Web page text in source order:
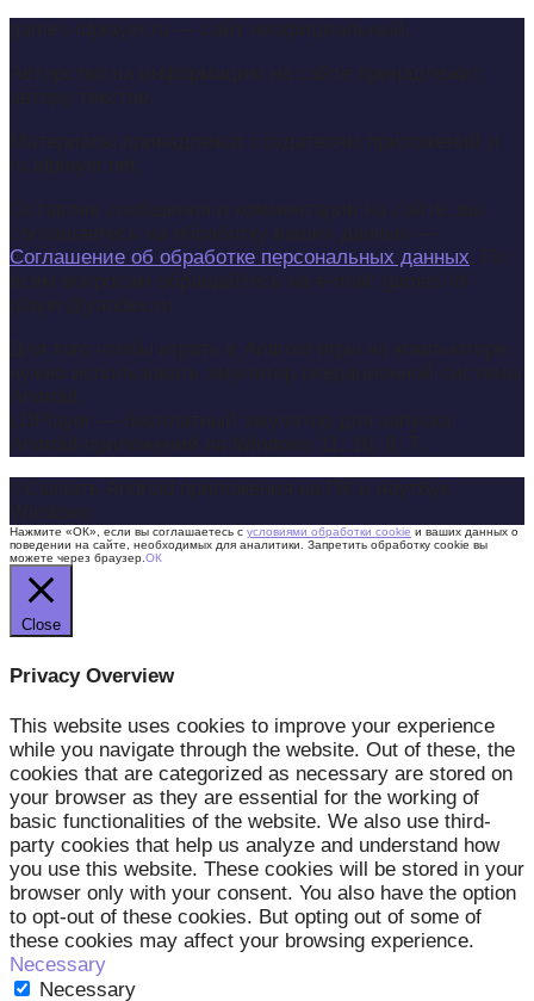
Соглашение об обработке персональных данных
Нажмите «ОК», если вы соглашаетесь с условиями обработки cookie и ваших данных о
поведении на сайте, необходимых для аналитики. Запретить обработку cookie вы
можете через браузер. ОК
Close
Privacy Overview
This website uses cookies to improve your experience
while you navigate through the website. Out of these, the
cookies that are categorized as necessary are stored on
your browser as they are essential for the working of
basic functionalities of the website. We also use third-
party cookies that help us analyze and understand how
you use this website. These cookies will be stored in your
browser only with your consent. You also have the option
to opt-out of these cookies. But opting out of some of
these cookies may affect your browsing experience.
Necessary
Necessary